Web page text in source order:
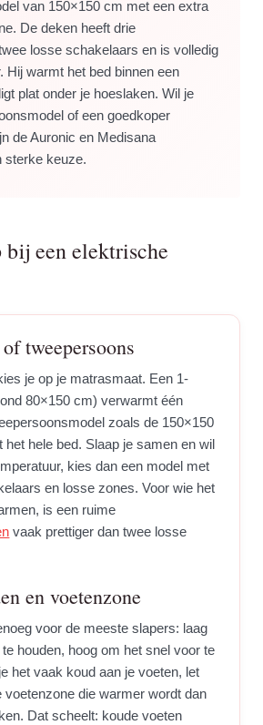
van 150×150 cm met een extra
De deken heeft drie
losse schakelaars en is volledig
Hij warmt het bed binnen een
plat onder je hoeslaken. Wil je
of een goedkoper
de Auronic en Medisana
sterke keuze.
een elektrische
tweepersoons
je op je matrasmaat. Een 1-
80×150 cm) verwarmt één
zoals de 150×150
hele bed. Slaap je samen en wil
kies dan een model met
en losse zones. Voor wie het
is een ruime
vaak prettiger dan twee losse
en voetenzone
voor de meeste slapers: laag
houden, hoog om het snel voor te
het vaak koud aan je voeten, let
voetenzone die warmer wordt dan
Dat scheelt: koude voeten